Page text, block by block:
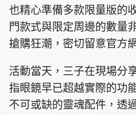
也精心準備多款限量版的
門款式與限定周邊的數量
搶購狂潮，密切留意官方
活動當天，三子在現場分
指眼鏡早已超越實際的功
不可或缺的靈魂配件，透